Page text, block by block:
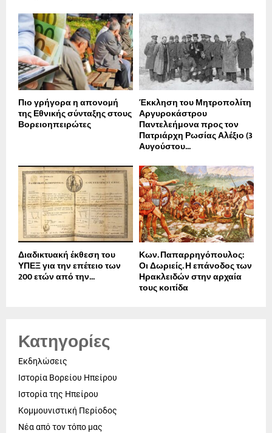
Πιο γρήγορα η απονοµή
της Εθνικής σύνταξης στους
Βορειοηπειρώτες
Έκκληση του Μητροπολίτη
Αργυροκάστρου
Παντελεήμονα προς τον
Πατριάρχη Ρωσίας Αλέξιο (3
Αυγούστου...
Διαδικτυακή έκθεση του
ΥΠΕΞ για την επέτειο των
200 ετών από την...
Κων. Παπαρρηγόπουλος:
Οι Δωριείς. Η επάνοδος των
Ηρακλειδών στην αρχαία
τους κοιτίδα
Κατηγορίες
Εκδηλώσεις
Ιστορία Βορείου Ηπείρου
Ιστορία της Ηπείρου
Κομμουνιστική Περίοδος
Νέα από τον τόπο μας